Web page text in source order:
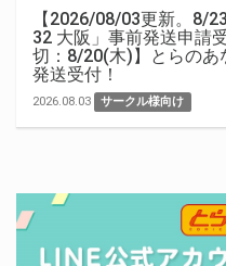
【2026/08/03更新。8/
32 大阪」事前発送申請
切：8/20(木)】とらのあ
発送受付！
2026.08.03 サークル様向け